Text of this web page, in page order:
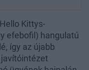
Kittys-
efebofil) hangulatú
így az újabb